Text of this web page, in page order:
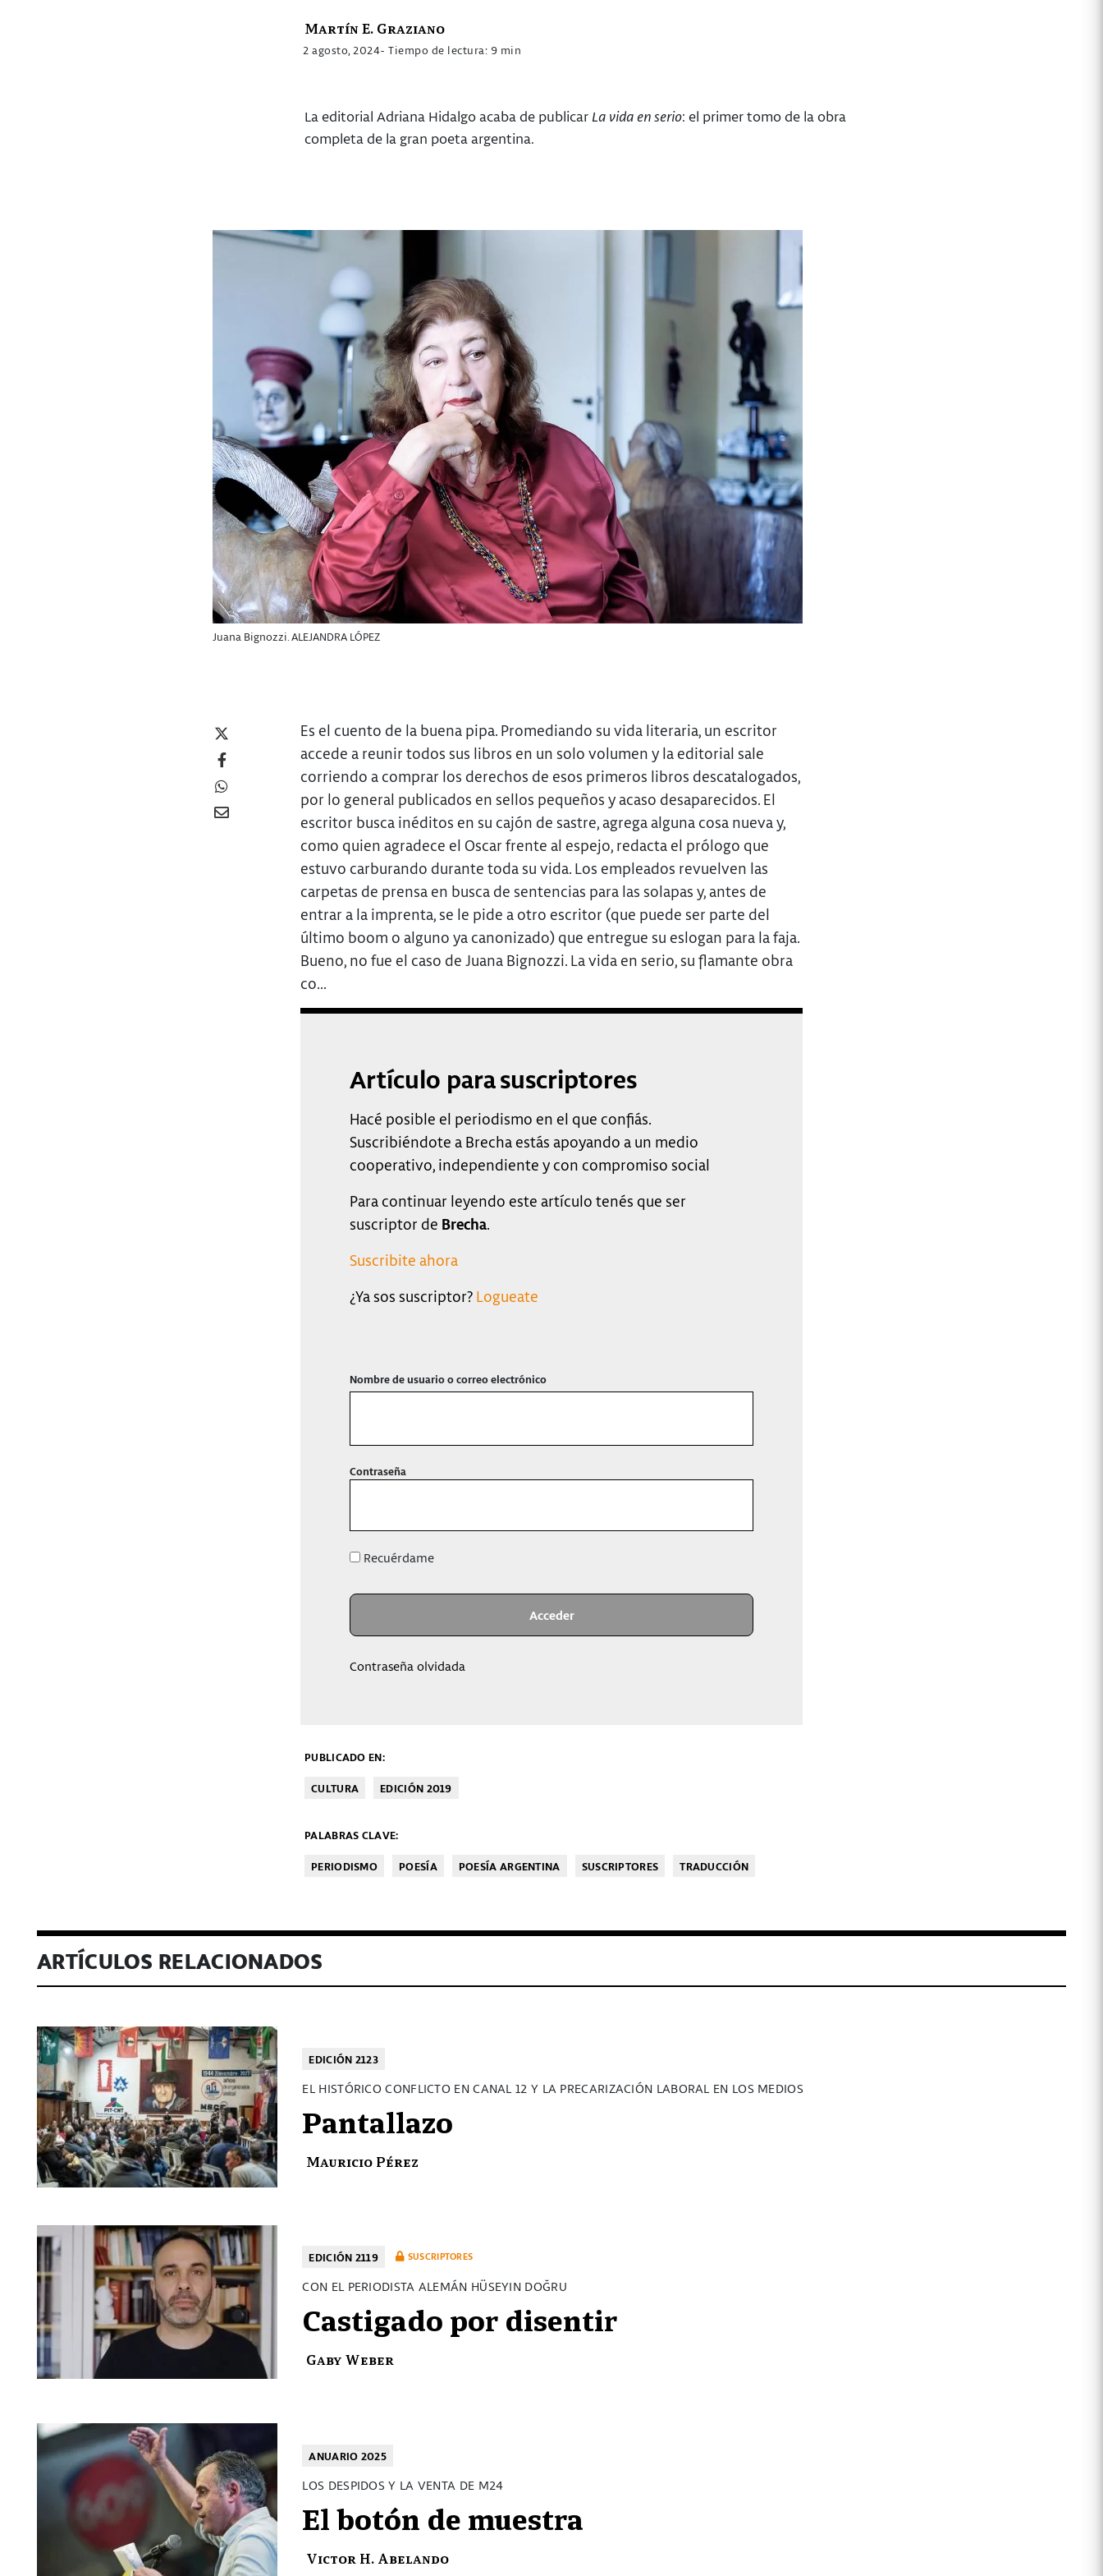
Martín E. Graziano
2 agosto, 2024- Tiempo de lectura: 9 min
La editorial Adriana Hidalgo acaba de publicarLa vida en serio: el primer tomo de la obra
completa de la gran poeta argentina.
Juana Bignozzi. ALEJANDRA LÓPEZ
Es el cuento de la buena pipa. Promediando su vida literaria, un escritor
accede a reunir todos sus libros en un solo volumen y la editorial sale
corriendo a comprar los derechos de esos primeros libros descatalogados,
por lo general publicados en sellos pequeños y acaso desaparecidos. El
escritor busca inéditos en su cajón de sastre, agrega alguna cosa nueva y,
como quien agradece el Oscar frente al espejo, redacta el prólogo que
estuvo carburando durante toda su vida. Los empleados revuelven las
carpetas de prensa en busca de sentencias para las solapas y, antes de
entrar a la imprenta, se le pide a otro escritor (que puede ser parte del
último boom o alguno ya canonizado) que entregue su eslogan para la faja.
Bueno, no fue el caso de Juana Bignozzi. La vida en serio, su flamante obra
co...
Artículo para suscriptores
Hacé posible el periodismo en el que confiás.
Suscribiéndote a Brecha estás apoyando a un medio
cooperativo, independiente y con compromiso social
Para continuar leyendo este artículo tenés que ser
suscriptor de Brecha.
Suscribite ahora
¿Ya sos suscriptor? Logueate
Nombre de usuario o correo electrónico
Contraseña
Recuérdame
Contraseña olvidada
PUBLICADO EN:
CULTURA
EDICIÓN 2019
PALABRAS CLAVE:
PERIODISMO
POESÍA POESÍA ARGENTINA SUSCRIPTORES TRADUCCIÓN
ARTÍCULOS RELACIONADOS
EDICIÓN 2123
EL HISTÓRICO CONFLICTO EN CANAL 12 Y LA PRECARIZACIÓN LABORAL EN LOS MEDIOS
Pantallazo
Mauricio Pérez
EDICIÓN 2119 SUSCRIPTORES
CON EL PERIODISTA ALEMÁN HÜSEYIN DOĞRU
Castigado por disentir
Gaby Weber
ANUARIO 2025
LOS DESPIDOS Y LA VENTA DE M24
El botón de muestra
Victor H. Abelando